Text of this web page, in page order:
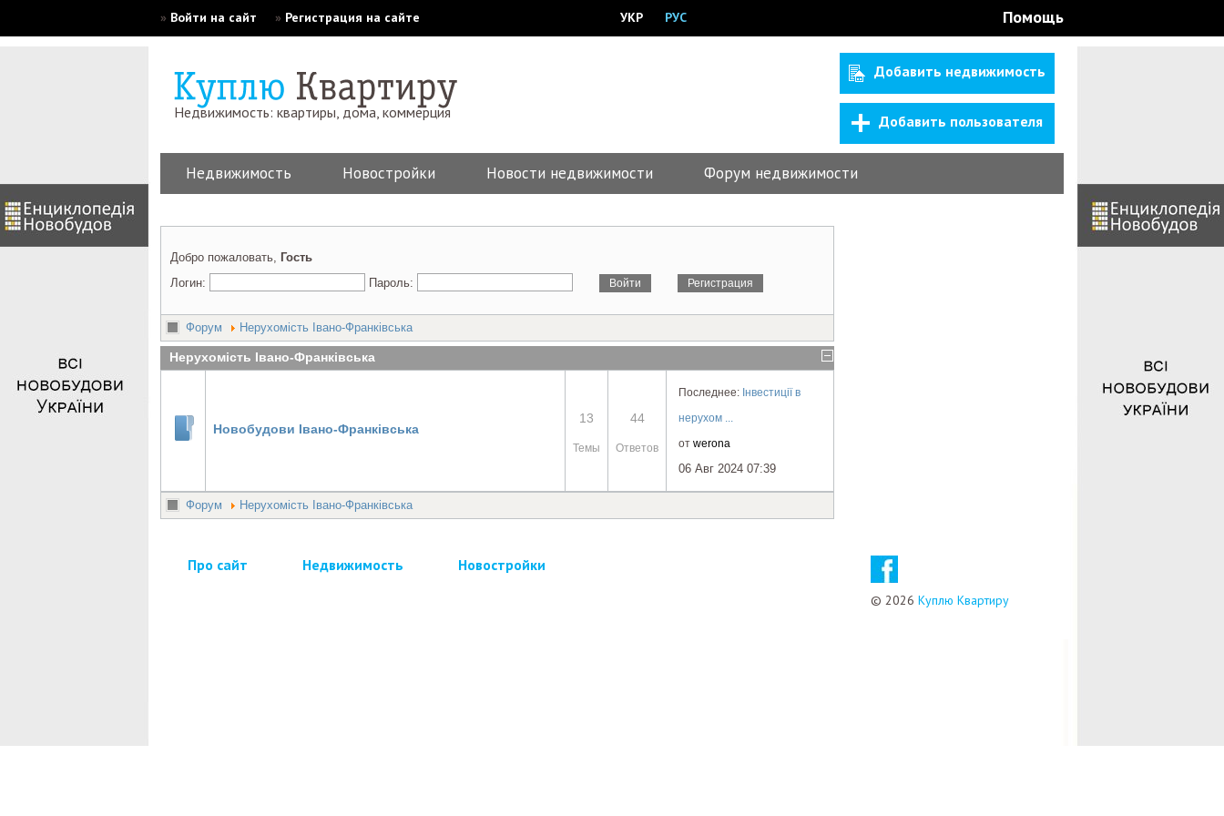
» Войти на сайт » Регистрация на сайте УКР РУС Помощь
Недвижимость: квартиры, дома, коммерция
Добавить недвижимость
Добавить пользователя
Недвижимость Новостройки Новости недвижимости Форум недвижимости
Добро пожаловать, Гость
Логин:
Пароль:
Форум Нерухомість Івано-Франківська
Нерухомість Івано-Франківська
Новобудови Івано-Франківська
13
Темы
44
Ответов
Последнее: Інвестиції в
нерухом ...
от werona
06 Авг 2024 07:39
Форум Нерухомість Івано-Франківська
Про сайт Недвижимость Новостройки
© 2026 Куплю Квартиру